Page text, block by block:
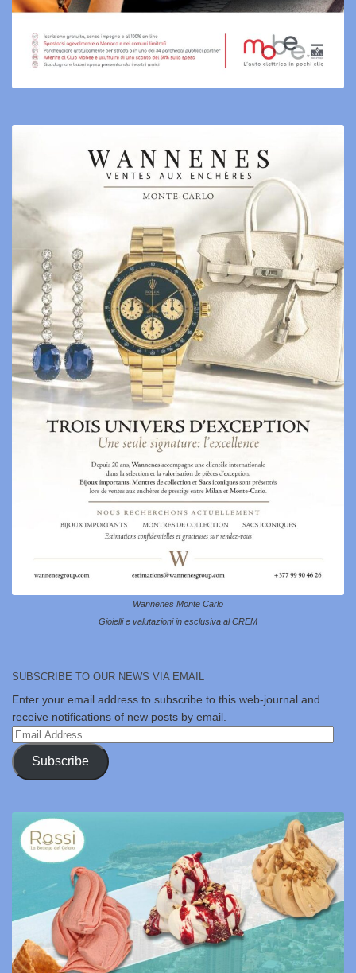
Wannenes Monte Carlo
Gioielli e valutazioni in esclusiva al CREM
SUBSCRIBE TO OUR NEWS VIA EMAIL
Enter your email address to subscribe to this web-journal and
receive notifications of new posts by email.
Email
Address
Subscribe